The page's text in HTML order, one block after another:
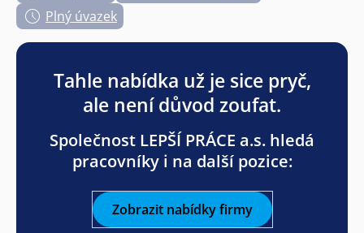
Plný úvazek
Tahle nabídka už je sice pryč,
ale není důvod zoufat.
Společnost LEPŠÍ PRÁCE a.s. hledá
pracovníky i na další pozice:
Zobrazit nabídky firmy